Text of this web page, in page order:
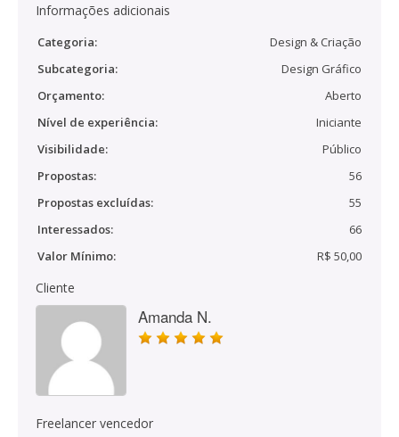
Informações adicionais
Categoria:
Design & Criação
Subcategoria:
Design Gráfico
Orçamento:
Aberto
Nível de experiência:
Iniciante
Visibilidade:
Público
Propostas:
56
Propostas excluídas:
55
Interessados:
66
Valor Mínimo:
R$ 50,00
Cliente
Amanda N.
Freelancer vencedor